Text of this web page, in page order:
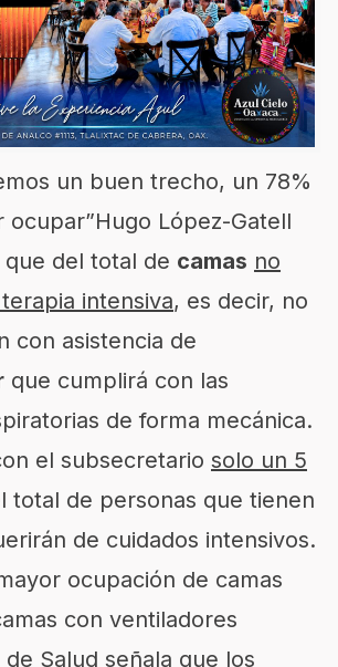
un buen trecho, un 78%
ocupar”Hugo López-Gatell
que del total de camas no
intensiva, es decir, no
con asistencia de
que cumplirá con las
de forma mecánica.
el subsecretario solo un 5
total de personas que tienen
de cuidados intensivos.
ocupación de camas
con ventiladores
Salud señala que los